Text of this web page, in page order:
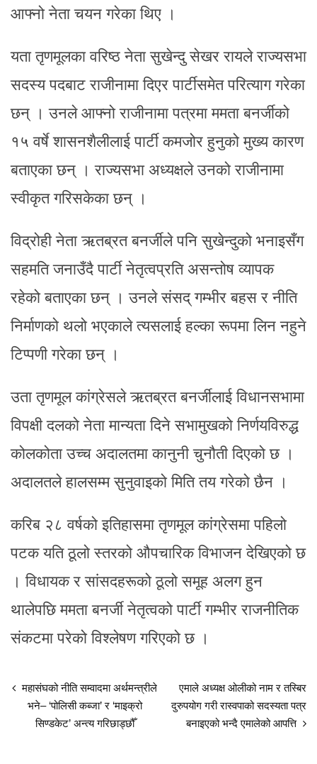
आफ्नो नेता चयन गरेका थिए ।
यता तृणमूलका वरिष्ठ नेता सुखेन्दु सेखर रायले राज्यसभा
सदस्य पदबाट राजीनामा दिएर पार्टीसमेत परित्याग गरेका
छन् । उनले आफ्नो राजीनामा पत्रमा ममता बनर्जीको
१५ वर्षे शासनशैलीलाई पार्टी कमजोर हुनुको मुख्य कारण
बताएका छन् । राज्यसभा अध्यक्षले उनको राजीनामा
स्वीकृत गरिसकेका छन् ।
विद्रोही नेता ऋतब्रत बनर्जीले पनि सुखेन्दुको भनाइसँग
सहमति जनाउँदै पार्टी नेतृत्वप्रति असन्तोष व्यापक
रहेको बताएका छन् । उनले संसद् गम्भीर बहस र नीति
निर्माणको थलो भएकाले त्यसलाई हल्का रूपमा लिन नहुने
टिप्पणी गरेका छन् ।
उता तृणमूल कांग्रेसले ऋतब्रत बनर्जीलाई विधानसभामा
विपक्षी दलको नेता मान्यता दिने सभामुखको निर्णयविरुद्ध
कोलकोता उच्च अदालतमा कानुनी चुनौती दिएको छ ।
अदालतले हालसम्म सुनुवाइको मिति तय गरेको छैन ।
करिब २८ वर्षको इतिहासमा तृणमूल कांग्रेसमा पहिलो
पटक यति ठूलो स्तरको औपचारिक विभाजन देखिएको छ
। विधायक र सांसदहरूको ठूलो समूह अलग हुन
थालेपछि ममता बनर्जी नेतृत्वको पार्टी गम्भीर राजनीतिक
संकटमा परेको विश्लेषण गरिएको छ ।
महासंघको नीति सम्वादमा अर्थमन्त्रीले
भने– ‘पोलिसी कब्जा’ र ‘माइक्रो
सिण्डकेट’ अन्त्य गरिछाड्छौँ
एमाले अध्यक्ष ओलीको नाम र तस्बिर
दुरुपयोग गरी रास्वपाको सदस्यता पत्र
बनाइएको भन्दै एमालेको आपत्ति